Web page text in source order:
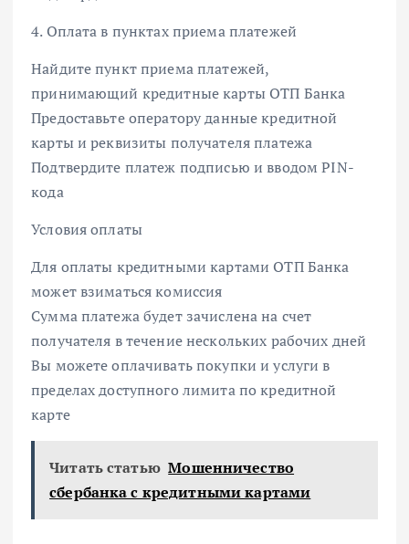
4. Оплата в пунктах приема платежей
Найдите пункт приема платежей,
принимающий кредитные карты ОТП Банка
Предоставьте оператору данные кредитной
карты и реквизиты получателя платежа
Подтвердите платеж подписью и вводом PIN-
кода
Условия оплаты
Для оплаты кредитными картами ОТП Банка
может взиматься комиссия
Сумма платежа будет зачислена на счет
получателя в течение нескольких рабочих дней
Вы можете оплачивать покупки и услуги в
пределах доступного лимита по кредитной
карте
Читать статью Мошенничество
сбербанка с кредитными картами